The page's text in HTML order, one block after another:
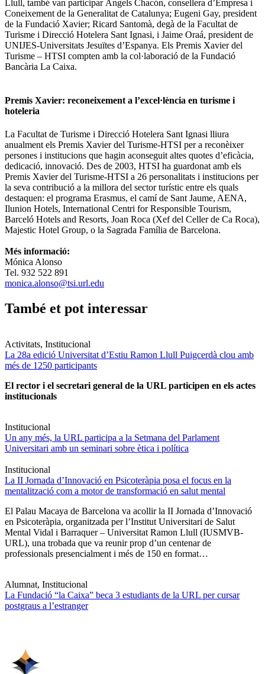
Llull, també van participar Àngels Chacón, consellera d’Empresa i
Coneixement de la Generalitat de Catalunya; Eugeni Gay, president
de la Fundació Xavier; Ricard Santomà, degà de la Facultat de
Turisme i Direcció Hotelera Sant Ignasi, i Jaime Oraá, president de
UNIJES-Universitats Jesuïtes d’Espanya. Els Premis Xavier del
Turisme – HTSI compten amb la col·laboració de la Fundació
Bancària La Caixa.
Premis Xavier: reconeixement a l’excel·lència en turisme i
hoteleria
La Facultat de Turisme i Direcció Hotelera Sant Ignasi lliura
anualment els Premis Xavier del Turisme-HTSI per a reconèixer
persones i institucions que hagin aconseguit altes quotes d’eficàcia,
dedicació, innovació. Des de 2003, HTSI ha guardonat amb els
Premis Xavier del Turisme-HTSI a 26 personalitats i institucions per
la seva contribució a la millora del sector turístic entre els quals
destaquen: el programa Erasmus, el camí de Sant Jaume, AENA,
Ilunion Hotels, International Centri for Responsible Tourism,
Barceló Hotels and Resorts, Joan Roca (Xef del Celler de Ca Roca),
Majestic Hotel Group, o la Sagrada Família de Barcelona.
Més informació:
Mónica Alonso
Tel. 932 522 891
monica.alonso@tsi.url.edu
També et pot interessar
Activitats, Institucional
La 28a edició Universitat d’Estiu Ramon Llull Puigcerdà clou amb
més de 1250 participants
El rector i el secretari general de la URL participen en els actes
institucionals
Institucional
Un any més, la URL participa a la Setmana del Parlament
Universitari amb un seminari sobre ètica i política
Institucional
La II Jornada d’Innovació en Psicoteràpia posa el focus en la
mentalització com a motor de transformació en salut mental
El Palau Macaya de Barcelona va acollir la II Jornada d’Innovació
en Psicoteràpia, organitzada per l’Institut Universitari de Salut
Mental Vidal i Barraquer – Universitat Ramon Llull (IUSMVB-
URL), una trobada que va reunir prop d’un centenar de
professionals presencialment i més de 150 en format…
Alumnat, Institucional
La Fundació “la Caixa” beca 3 estudiants de la URL per cursar
postgraus a l’estranger